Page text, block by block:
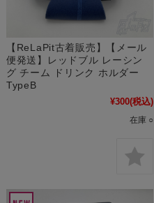
【ReLaPit古着販売】【メール
便発送】レッドブル レーシン
グ チーム ドリンク ホルダー
TypeB
¥300(税込)
在庫 ○